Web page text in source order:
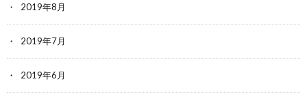
2019年8月
2019年7月
2019年6月